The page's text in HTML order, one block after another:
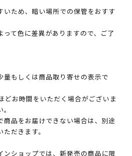
ため、暗い場所での保管をおすす
て色に差異がありますので、ご了
もしくは商品取り寄せの表示で
どお時間をいただく場合がございま
商品をお届けできない場合は、別途
だきます。
ンショップでは、新発売の商品に限